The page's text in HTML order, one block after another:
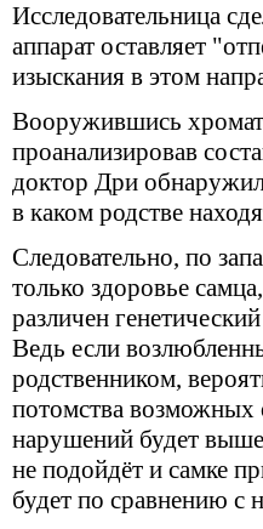
Исследовательница
аппарат оставляет
изыскания в этом
Вооружившись
проанализировав
доктор Дри
в каком родстве
Следовательно, по
только здоровье
различен
Ведь если
родственником,
потомства возможных
нарушений будет
не подойдёт и самке
будет по сравнению с